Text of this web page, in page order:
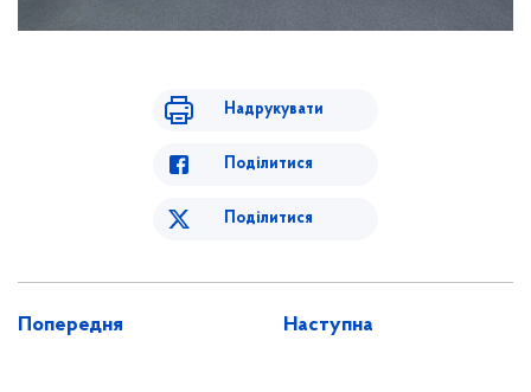
Надрукувати
Поділитися
Поділитися
Попередня Наступна